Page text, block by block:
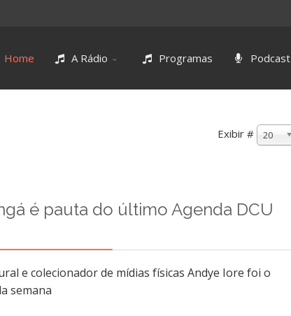
Home A Rádio Programas Podcast
Exibir # 20
é pauta do último Agenda DCU
e colecionador de mídias físicas Andye Iore foi o
semana